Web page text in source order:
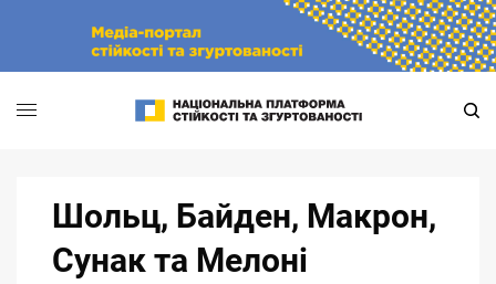
Шольц, Байден, Макрон,
Сунак та Мелоні